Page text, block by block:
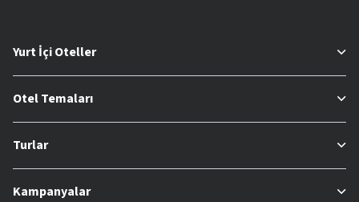
Yurt İçi Oteller
Otel Temaları
Turlar
Kampanyalar